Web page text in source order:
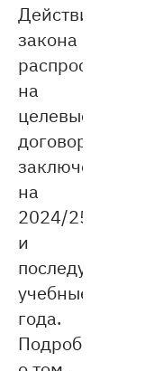
Действие
закона
распространяется
на
целевые
договоры,
заключённые
на
2024/25
и
последующие
учебные
года.
Подробнее